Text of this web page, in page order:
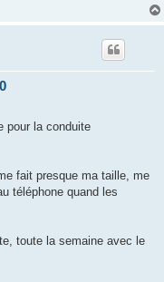
pour la conduite
fait presque ma taille, me
téléphone quand les
toute la semaine avec le